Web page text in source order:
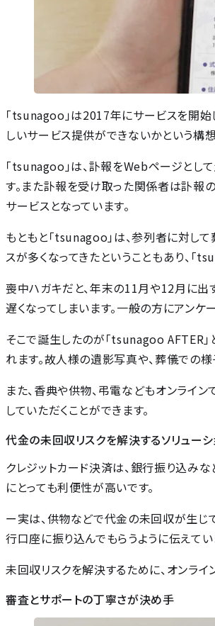
「tsunagoo」は2017年にサービスを開
しいサービス提供ができないかという構想
「tsunagoo」は、訃報をWebページとし
す。また訃報を受け取った関係者は訃報
サービスとなっています。
もともと「tsunagoo」は、参列者に対し
スが多くなってきたということもあり、
喪中ハガキだと、年末の11月や12月に出
遅くなってしまいます。一般の方にアン
そこで誕生したのが「tsunagoo AFTER
れます。故人様の遺影写真や、葬儀での
また、香典や供物、弔電などもオンライ
していただくことができます。
代金の未回収リスクを解決するソリュー
クレジットカード決済は、銀行振り込み
にとっても利便性が高いです。
ー実は、供物などで代金の未回収が生じ
行口座に振り込んでもらうように伝えて
未回収リスクを解決するために、オンラ
審査とサポートの丁寧さが決め手